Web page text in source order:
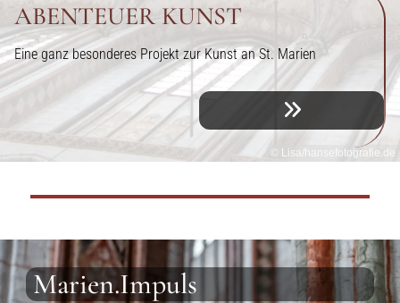
ABENTEUER KUNST
Eine ganz besonderes Projekt zur Kunst an St. Marien
© Lisa/hansefotografie.de
Marien.Impuls